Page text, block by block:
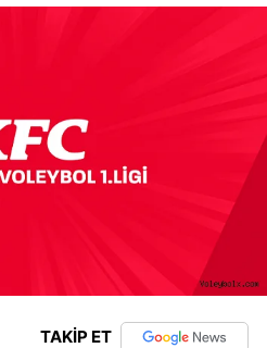
TAKİP ET